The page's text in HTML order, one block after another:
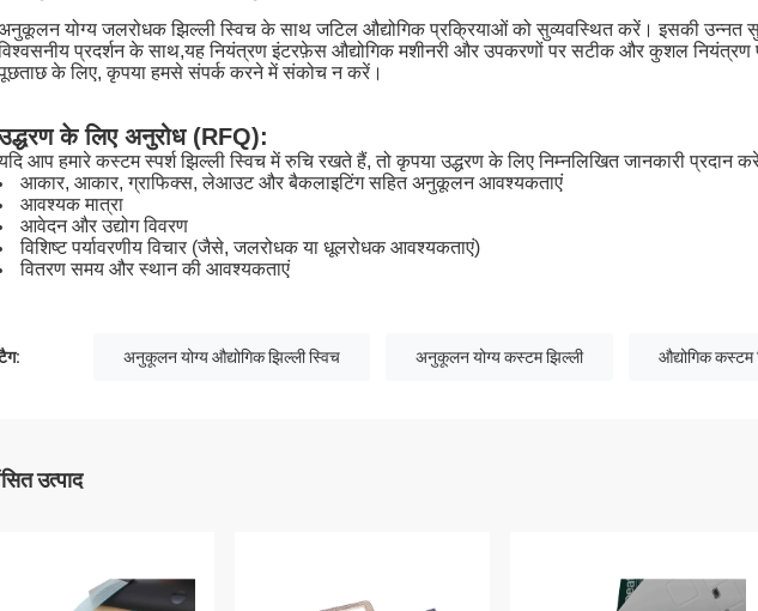
योग्य जलरोधक झिल्ली स्विच के साथ जटिल औद्योगिक प्रक्रियाओं को सुव्यवस्थित करें। इसकी उन्नत
प्रदर्शन के साथ,यह नियंत्रण इंटरफ़ेस औद्योगिक मशीनरी और उपकरणों पर सटीक और कुशल नियंत्रण
के लिए, कृपया हमसे संपर्क करने में संकोच न करें।
के लिए अनुरोध (RFQ):
आप हमारे कस्टम स्पर्श झिल्ली स्विच में रुचि रखते हैं, तो कृपया उद्धरण के लिए निम्नलिखित जानकारी प्रदान
आकार, आकार, ग्राफिक्स, लेआउट और बैकलाइटिंग सहित अनुकूलन आवश्यकताएं
आवश्यक मात्रा
आवेदन और उद्योग विवरण
विशिष्ट पर्यावरणीय विचार (जैसे, जलरोधक या धूलरोधक आवश्यकताएं)
वितरण समय और स्थान की आवश्यकताएं
अनुकूलन योग्य औद्योगिक झिल्ली स्विच अनुकूलन योग्य कस्टम झिल्ली औद्योगिक कस्टम
उत्पाद